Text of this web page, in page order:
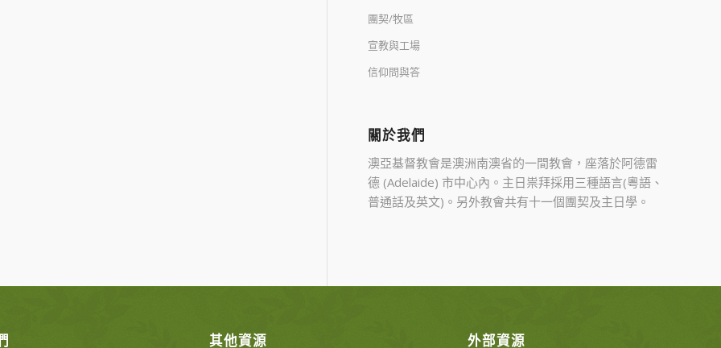
團契/牧區
宣教與工場
信仰問與答
關於我們
澳亞基督教會是澳洲南澳省的一間教會，座落於阿德雷
德 (Adelaide) 市中心內。主日祟拜採用三種語言(粵語、
普通話及英文)。另外教會共有十一個團契及主日學。
其他資源 外部資源